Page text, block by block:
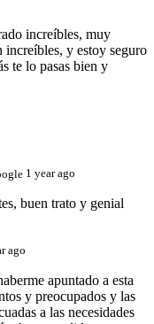
increíbles, muy
y estoy seguro
te lo pasas bien y
1 year ago
buen trato y genial
ago
apuntado a esta
y preocupados y las
a las necesidades